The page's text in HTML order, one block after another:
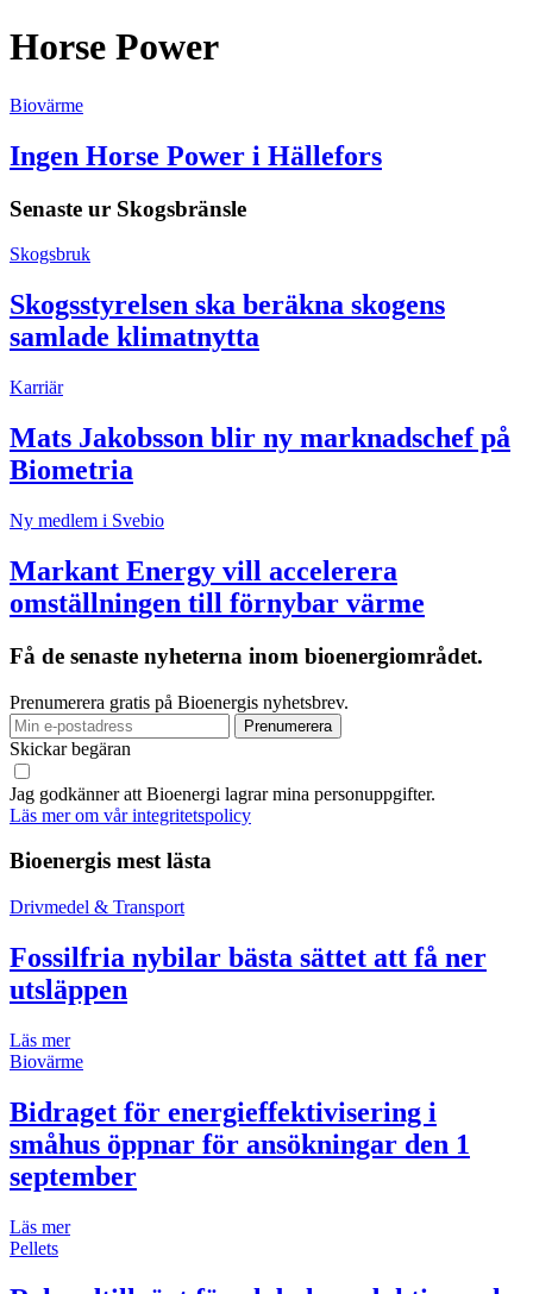
Horse Power
Biovärme
Ingen Horse Power i Hällefors
Senaste ur Skogsbränsle
Skogsbruk
Skogsstyrelsen ska beräkna skogens
samlade klimatnytta
Karriär
Mats Jakobsson blir ny marknadschef på
Biometria
Ny medlem i Svebio
Markant Energy vill accelerera
omställningen till förnybar värme
Få de senaste nyheterna inom bioenergiområdet.
Prenumerera gratis på Bioenergis nyhetsbrev.
Skickar begäran
Jag godkänner att Bioenergi lagrar mina personuppgifter.
Läs mer om vår integritetspolicy
Bioenergis mest lästa
Drivmedel & Transport
Fossilfria nybilar bästa sättet att få ner
utsläppen
Läs mer
Biovärme
Bidraget för energieffektivisering i
småhus öppnar för ansökningar den 1
september
Läs mer
Pellets